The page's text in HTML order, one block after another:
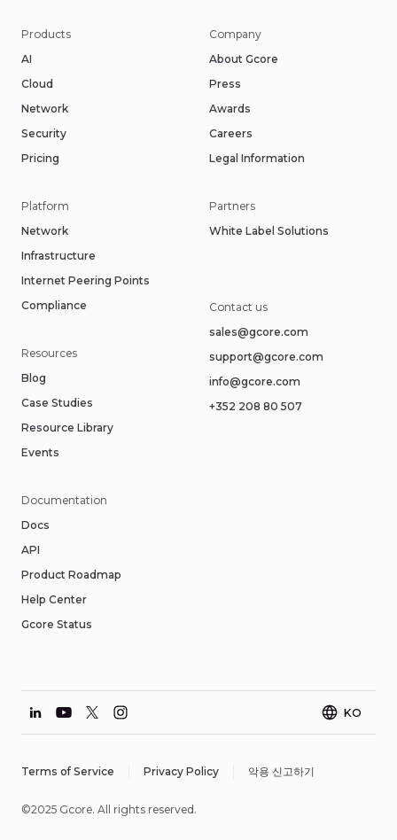
Products
AI
Cloud
Network
Security
Pricing
Resources
Blog
Case Studies
Resource Library
Events
Platform
Network
Infrastructure
Internet Peering Points
Compliance
Company
About Gcore
Press
Awards
Careers
Legal Information
Contact us
sales@gcore.com
support@gcore.com
info@gcore.com
+352 208 80 507
Documentation
Docs
API
Product Roadmap
Help Center
Gcore Status
Partners
White Label Solutions
KO
©2025 Gcore. All rights reserved.
Terms of Service Privacy Policy 악용 신고하기